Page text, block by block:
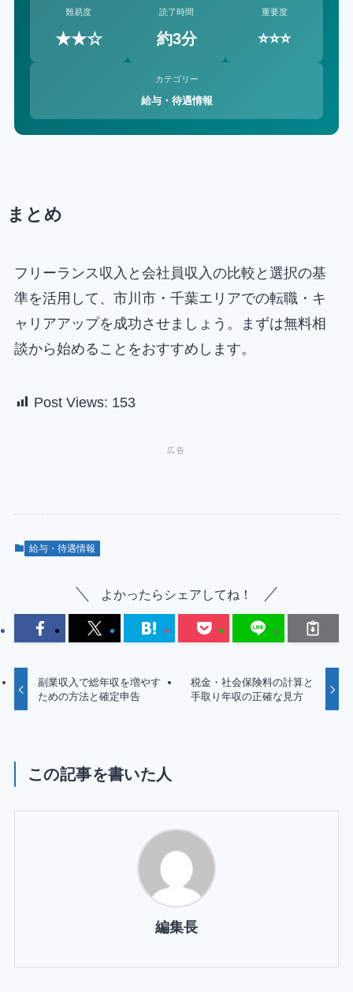
難易度
★★☆
読了時間
約3分
重要度
⭐⭐⭐
カテゴリー
給与・待遇情報
まとめ
フリーランス収入と会社員収入の比較と選択の基
準を活用して、市川市・千葉エリアでの転職・キ
ャリアアップを成功させましょう。まずは無料相
談から始めることをおすすめします。
Post Views: 153
給与・待遇情報
よかったらシェアしてね！
副業収入で総年収を増やす
ための方法と確定申告
税金・社会保険料の計算と
手取り年収の正確な見方
この記事を書いた人
編集長